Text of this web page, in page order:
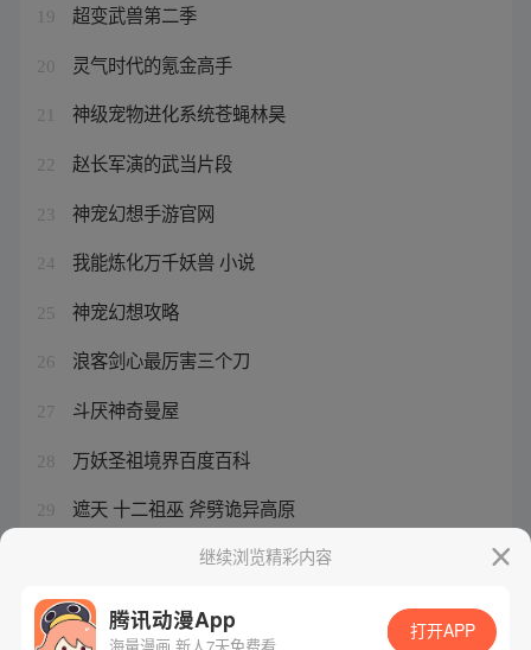
19 超变武兽第二季
20 灵气时代的氪金高手
21 神级宠物进化系统苍蝇林昊
22 赵长军演的武当片段
23 神宠幻想手游官网
24 我能炼化万千妖兽 小说
25 神宠幻想攻略
26 浪客剑心最厉害三个刀
27 斗厌神奇曼屋
28 万妖圣祖境界百度百科
29 遮天 十二祖巫 斧劈诡异高原
神宠进化的经典语录有哪些
继续浏览精彩内容
腾讯动漫App 打开APP